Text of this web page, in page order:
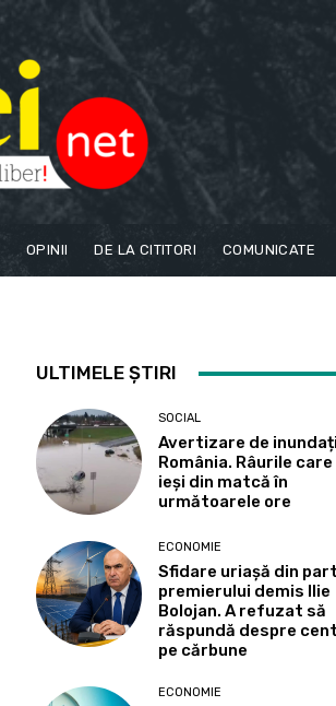
OPINII DE LA CITITORI COMUNICATE
ULTIMELE ȘTIRI
SOCIAL
Avertizare de
România. Râurile
ieși din matcă în
următoarele ore
ECONOMIE
Sfidare uriașă din
premierului demis Ilie
Bolojan. A refuzat să
răspundă despre
pe cărbune
ECONOMIE